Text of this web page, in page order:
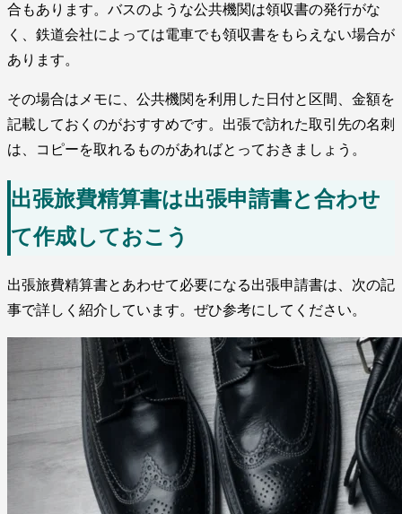
合もあります。バスのような公共機関は領収書の発行がな
く、鉄道会社によっては電車でも領収書をもらえない場合が
あります。
その場合はメモに、公共機関を利用した日付と区間、金額を
記載しておくのがおすすめです。出張で訪れた取引先の名刺
は、コピーを取れるものがあればとっておきましょう。
出張旅費精算書は出張申請書と合わせ
て作成しておこう
出張旅費精算書とあわせて必要になる出張申請書は、次の記
事で詳しく紹介しています。ぜひ参考にしてください。